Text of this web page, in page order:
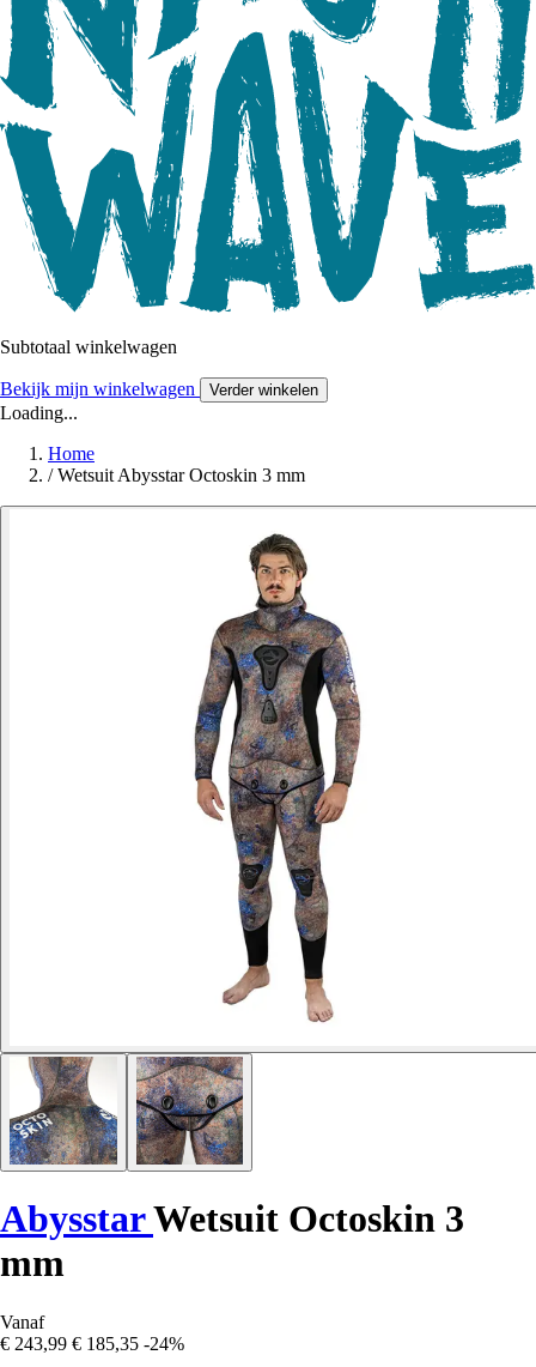
Subtotaal winkelwagen
Bekijk mijn winkelwagen Verder winkelen
Loading...
Home
/ Wetsuit Abysstar Octoskin 3 mm
AbysstarWetsuit Octoskin 3
mm
Vanaf
€ 243,99 € 185,35 -24%